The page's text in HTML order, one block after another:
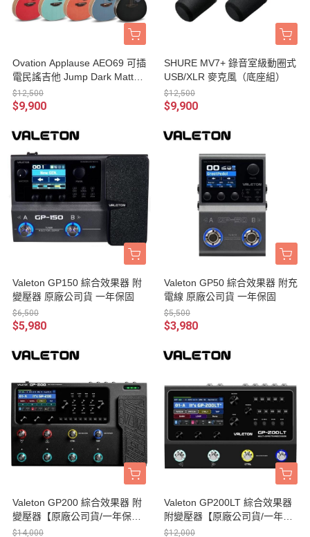
Ovation Applause AEO69 可插
電民謠吉他 Jump Dark Matter
AEO-69 EQ 電木吉他 台灣公
司貨
$12,500
$9,900
SHURE MV7+ 錄音室級動圈式
USB/XLR 麥克風（底座組）
$12,500
$9,900
Valeton GP150 綜合效果器 附
變壓器 原廠公司貨 一年保固
$6,500
$5,980
Valeton GP50 綜合效果器 附充
電線 原廠公司貨 一年保固
$5,500
$3,980
Valeton GP200 綜合效果器 附
變壓器【原廠公司貨/一年保
固】
$14,000
Valeton GP200LT 綜合效果器
附變壓器【原廠公司貨/一年保
固】
$12,000